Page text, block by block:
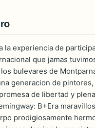
la experiencia de
que jamas
bulevares de
generacion de
de libertad y
B+Era
prodigiosamente